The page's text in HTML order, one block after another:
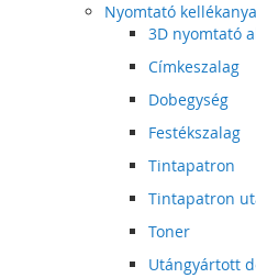
Nyomtató
3D nyomtató
Címkeszalag
Dobegység
Festékszalag
Tintapatron
Tintapatron
Toner
Utángyártott